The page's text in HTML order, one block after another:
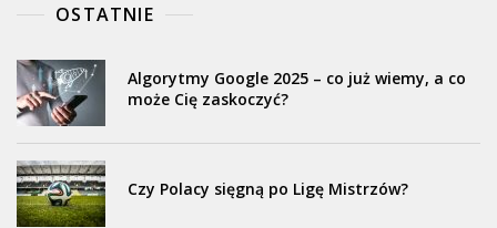
OSTATNIE
Algorytmy Google 2025 – co już wiemy, a co
może Cię zaskoczyć?
Czy Polacy sięgną po Ligę Mistrzów?